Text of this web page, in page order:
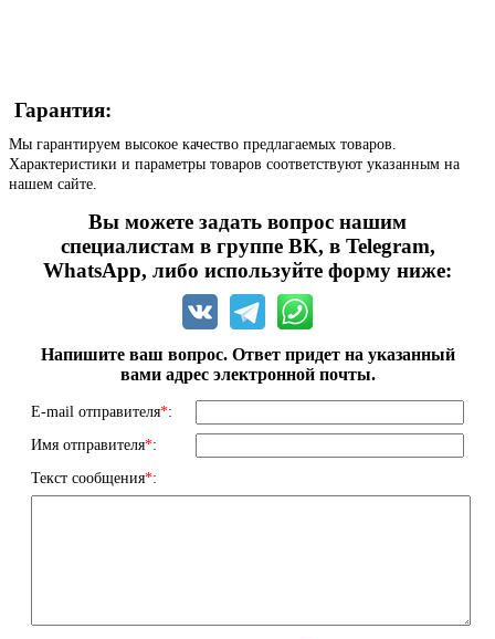
Гарантия:
Мы гарантируем высокое качество предлагаемых товаров.
Характеристики и параметры товаров соответствуют указанным на
нашем сайте.
Вы можете задать вопрос нашим
специалистам в группе ВК, в Telegram,
WhatsApp, либо используйте форму ниже:
Напишите ваш вопрос. Ответ придет на указанный
вами адрес электронной почты.
E-mail отправителя*:
Имя отправителя*:
Текст сообщения*: